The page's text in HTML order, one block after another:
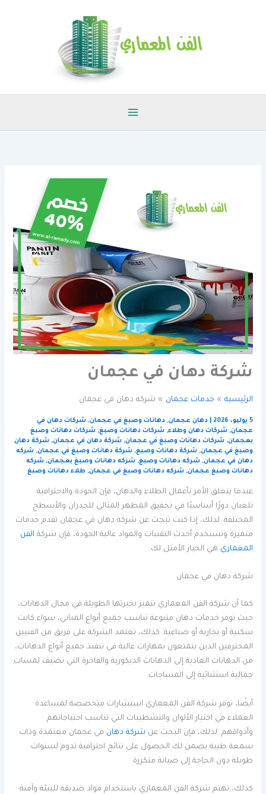
شركة دهان في عجمان
الرئيسية خدمات عجمان شركة دهان في عجمان
5 يوليو، 2026 دهان عجمان, دهانات وصبغ في عجمان,شركات دهان في
عجمان,شركات دهان وطلاء,شركات دهانات وصبغ,شركات دهانات وصبغ
بعجمان,شركات دهانات وصبغ في عجمان,شركة دهان في عجمان,شركة دهان
وصبغ في عجمان,شركة دهانات وصبغ,شركة دهانات وصبغ في عجمان,شركه
دهان في عجمان,شركه دهانات وصبغ,شركه دهانات وصبغ بعجمان,شركه
دهانات وصبغ عجمان,شركه دهانات وصبغ في عجمان, طلاء دهانات وصبغ
عندما يتعلق الأمر بأعمال الطلاء والدهان، فإن الجودة والاحترافية
تلعبان دورًا أساسيًا في تحقيق المظهر المثالي للجدران والأسطح
المختلفة. لذلك، إذا كنت تبحث عن شركة دهان في عجمان تقدم خدمات
متميزة وتستخدم أحدث التقنيات والمواد عالية الجودة، فإن شركة الفن
المعماري هي الخيار الأمثل لك.
شركة دهان في عجمان
كما أن شركة الفن المعماري تتميز بخبرتها الطويلة في مجال الدهانات،
حيث توفر خدمات دهان متنوعة تناسب جميع أنواع المباني، سواء كانت
سكنية أو تجارية أو صناعية. كذلك، تعتمد الشركة على فريق من الفنيين
المحترفين الذين يتمتعون بمهارات عالية في تنفيذ جميع أنواع الدهانات،
من الدهانات العادية إلى الدهانات الديكورية والفاخرة التي تضيف لمسات
جمالية استثنائية إلى المساحات.
أيضًا، توفر شركة الفن المعماري استشارات متخصصة لمساعدة
العملاء في اختيار الألوان والتشطيبات التي تناسب احتياجاتهم
وأذواقهم. لذلك، فإن البحث عن شركة دهان في عجمان معتمدة وذات
سمعة طيبة يضمن لك الحصول على نتائج احترافية تدوم لسنوات
طويلة دون الحاجة إلى صيانة متكررة.
كذلك، تهتم شركة الفن المعماري باستخدام مواد صديقة للبيئة وآمنة